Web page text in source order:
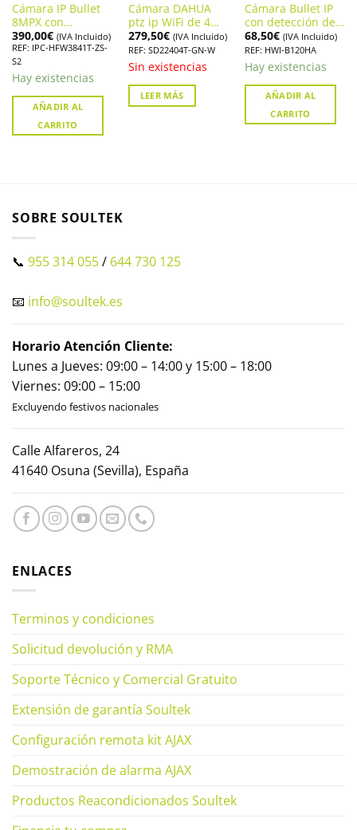
Cámara IP Bullet
8MPX con
inteligencia
artificial DAHUA.
DH-IPC-HFW3841T-
ZS-S2
390,00€ (IVA Incluido)
REF: IPC-HFW3841T-ZS-
S2
Hay existencias
AÑADIR AL
CARRITO
Cámara DAHUA
ptz ip WiFi de 4
megapíxeles
SD22404T-GN-W
279,50€ (IVA Incluido)
REF: SD22404T-GN-W
Sin existencias
LEER MÁS
Cámara Bullet IP
con detección de
Humanos
HIKVISION. HWI-
B120HA
68,50€ (IVA Incluido)
REF: HWI-B120HA
Hay existencias
AÑADIR AL
CARRITO
SOBRE SOULTEK
📞 955 314 055/ 644 730 125
📧 info@soultek.es
Horario Atención Cliente:
Lunes a Jueves: 09:00 – 14:00 y 15:00 – 18:00
Viernes: 09:00 – 15:00
Excluyendo festivos nacionales
Calle Alfareros, 24
41640 Osuna (Sevilla), España
ENLACES
Terminos y condiciones
Solicitud devolución y RMA
Soporte Técnico y Comercial Gratuito
Extensión de garantía Soultek
Configuración remota kit AJAX
Demostración de alarma AJAX
Productos Reacondicionados Soultek